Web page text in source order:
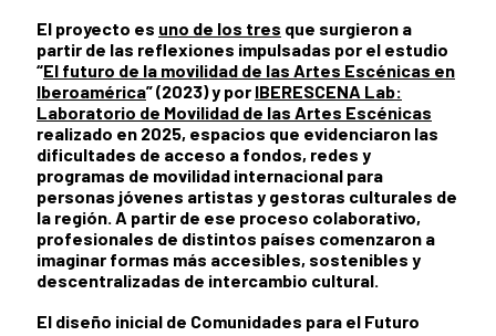
El proyecto es uno de los tres que surgieron a
partir de las reflexiones impulsadas por el estudio
“El futuro de la movilidad de las Artes Escénicas en
Iberoamérica” (2023) y por IBERESCENA Lab:
Laboratorio de Movilidad de las Artes Escénicas
realizado en 2025, espacios que evidenciaron las
dificultades de acceso a fondos, redes y
programas de movilidad internacional para
personas jóvenes artistas y gestoras culturales de
la región. A partir de ese proceso colaborativo,
profesionales de distintos países comenzaron a
imaginar formas más accesibles, sostenibles y
descentralizadas de intercambio cultural.
El diseño inicial de Comunidades para el Futuro